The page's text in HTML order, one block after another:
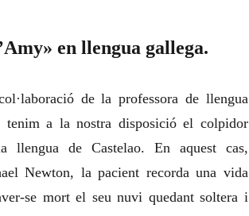
en llengua gallega.
de la professora de llengua
tenim a la nostra disposició el colpidor
llengua de Castelao. En aquest cas,
Newton, la pacient recorda una vida
se mort el seu nuvi quedant soltera i